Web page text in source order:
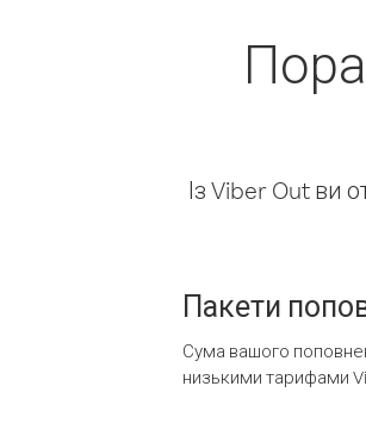
Із Viber Out ви
Пакети
Сума вашого
низькими тарифами